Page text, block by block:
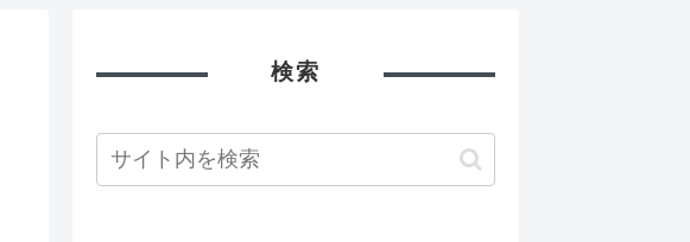
検索